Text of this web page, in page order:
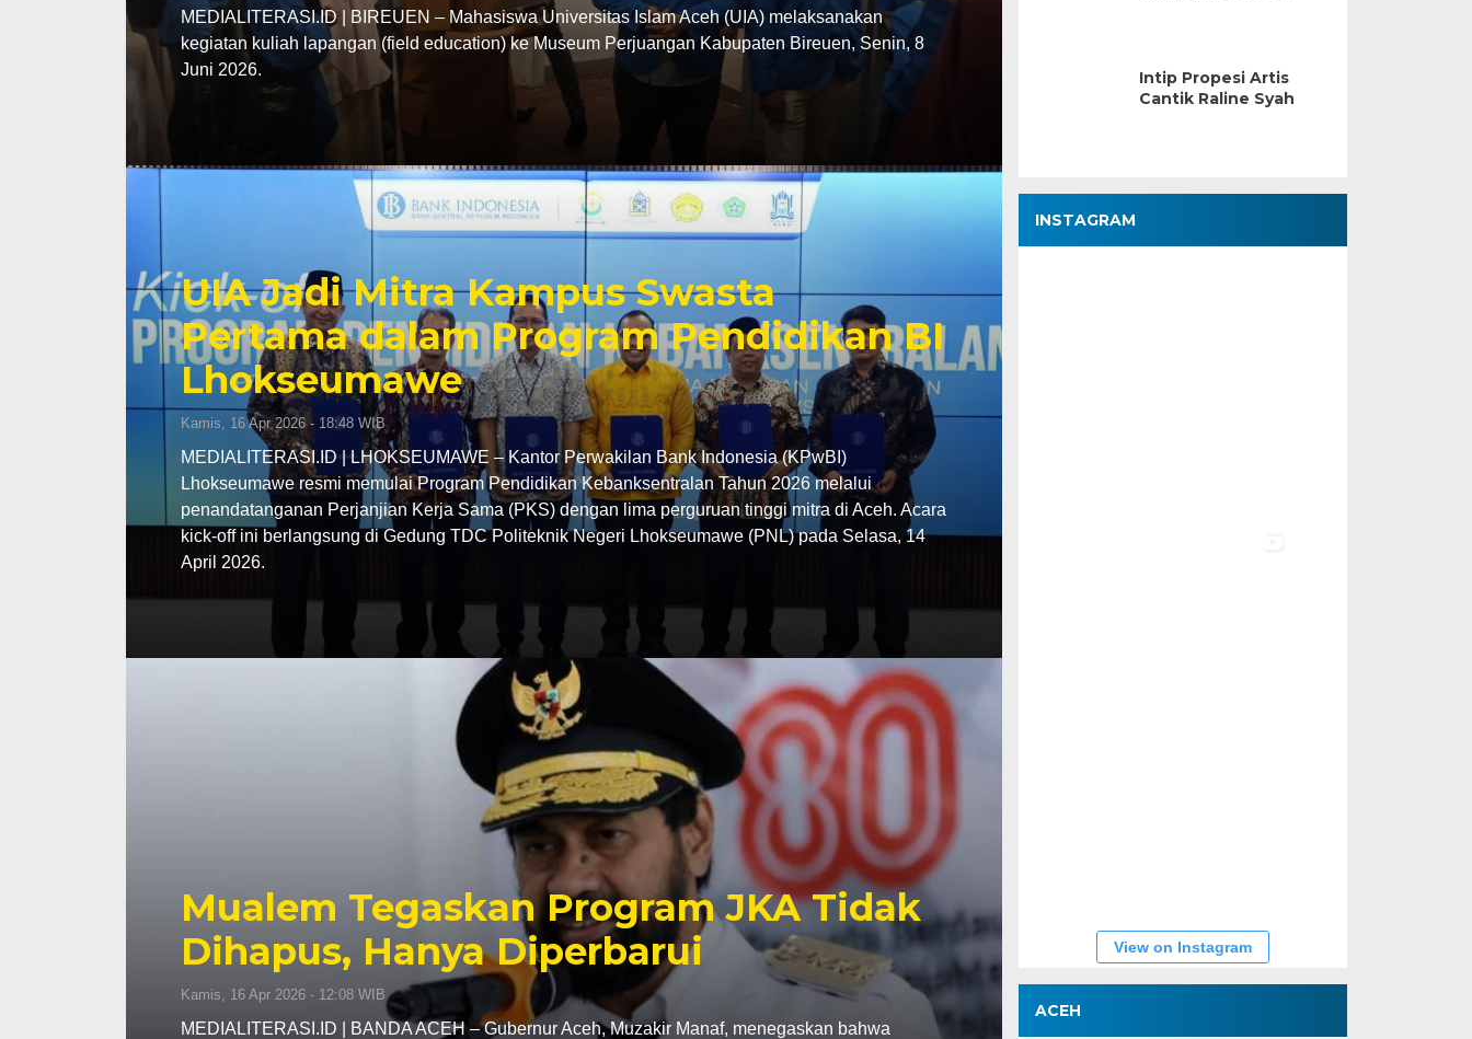
MEDIALITERASI.ID | BIREUEN – Mahasiswa Universitas Islam Aceh (UIA) melaksanakan
kegiatan kuliah lapangan (field education) ke Museum Perjuangan Kabupaten Bireuen, Senin, 8
Juni 2026.
UIA Jadi Mitra Kampus Swasta
Pertama dalam Program Pendidikan BI
Lhokseumawe
Kamis, 16 Apr 2026 - 18:48 WIB
MEDIALITERASI.ID | LHOKSEUMAWE – Kantor Perwakilan Bank Indonesia (KPwBI)
Lhokseumawe resmi memulai Program Pendidikan Kebanksentralan Tahun 2026 melalui
penandatanganan Perjanjian Kerja Sama (PKS) dengan lima perguruan tinggi mitra di Aceh. Acara
kick-off ini berlangsung di Gedung TDC Politeknik Negeri Lhokseumawe (PNL) pada Selasa, 14
April 2026.
Mualem Tegaskan Program JKA Tidak
Dihapus, Hanya Diperbarui
Kamis, 16 Apr 2026 - 12:08 WIB
MEDIALITERASI.ID | BANDA ACEH – Gubernur Aceh, Muzakir Manaf, menegaskan bahwa
Intip Propesi Artis
Cantik Raline Syah
INSTAGRAM
View on Instagram
ACEH